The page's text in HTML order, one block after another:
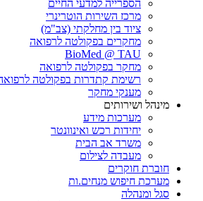
הספרייה למדעי החיים
מרכז השירות הוטרינרי
ציוד בין מחלקתי (צב"מ)
מחקרים בפקולטה לרפואה
BioMed @ TAU
מחקר בפקולטה לרפואה
רשימת קתדרות בפקולטה
מענקי מחקר
מינהל ושירותים
מערכות מידע
יחידות רכש ואינוונטר
משרד אב הבית
מעבדה לצילום
חוברת חוקרים
מערכת חיפוש מנחים.ות
סגל ומנהלה